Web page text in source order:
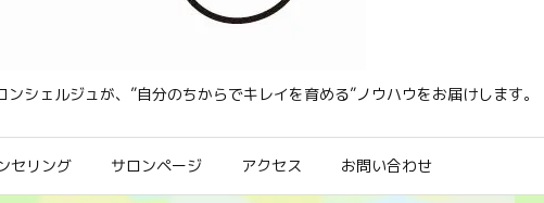
ンシェルジュが、”自分のちからでキレイを育める”ノウハウをお届けします。
セリング サロンページ アクセス お問い合わせ